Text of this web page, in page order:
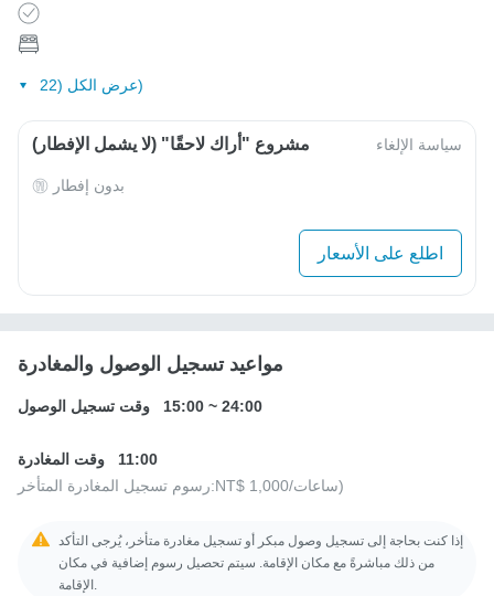
عرض الكل (22)
مشروع "أراك لاحقًا" (لا يشمل الإفطار) سياسة الإلغاء
بدون إفطار
اطلع على الأسعار
مواعيد تسجيل الوصول والمغادرة
وقت تسجيل الوصول 15:00 ~ 24:00
وقت المغادرة
11:00
رسوم تسجيل المغادرة المتأخر:NT$ 1,000 /ساعات)
إذا كنت بحاجة إلى تسجيل وصول مبكر أو تسجيل مغادرة متأخر، يُرجى التأكد
من ذلك مباشرةً مع مكان الإقامة. سيتم تحصيل رسوم إضافية في مكان
الإقامة.